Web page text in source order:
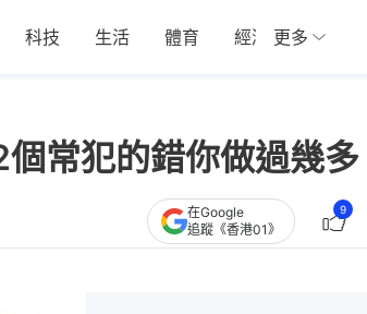
科技 生活 體育 經濟 01深圳
更多
常犯的錯你做過幾多
在Google
追蹤《香港01》
9